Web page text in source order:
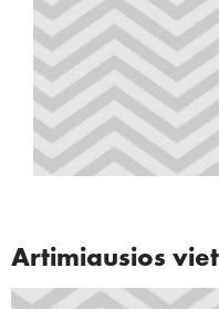
Artimiausios